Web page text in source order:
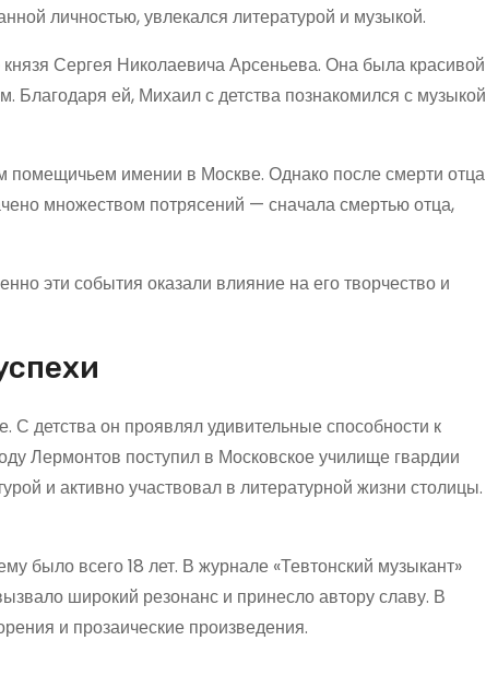
личностью, увлекался литературой и музыкой.
Сергея Николаевича Арсеньева. Она была красивой
ей, Михаил с детства познакомился с музыкой
имении в Москве. Однако после смерти отца
множеством потрясений — сначала смертью отца,
эти события оказали влияние на его творчество и
детства он проявлял удивительные способности к
Лермонтов поступил в Московское училище гвардии
и активно участвовал в литературной жизни столицы.
было всего 18 лет. В журнале «Тевтонский музыкант»
широкий резонанс и принесло автору славу. В
и прозаические произведения.